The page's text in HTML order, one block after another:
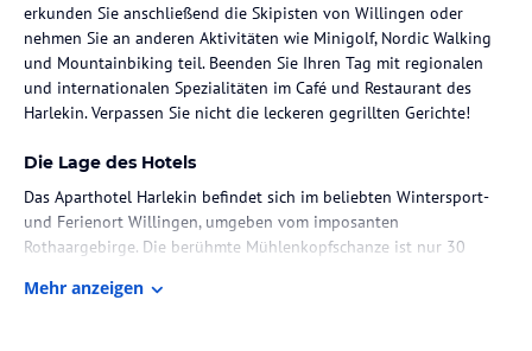
erkunden Sie anschließend die Skipisten von Willingen oder
nehmen Sie an anderen Aktivitäten wie Minigolf, Nordic Walking
und Mountainbiking teil. Beenden Sie Ihren Tag mit regionalen
und internationalen Spezialitäten im Café und Restaurant des
Harlekin. Verpassen Sie nicht die leckeren gegrillten Gerichte!
Die Lage des Hotels
Das Aparthotel Harlekin befindet sich im beliebten Wintersport-
und Ferienort Willingen, umgeben vom imposanten
Rothaargebirge. Die berühmte Mühlenkopfschanze ist nur 30
Möglichkeit, die weitläufigen Skipisten von Willingen zu erkunden
Mehr anzeigen